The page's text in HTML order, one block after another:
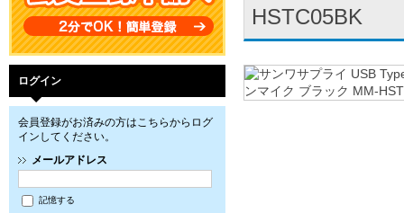
ログイン
会員登録がお済みの方はこちらからログ
インしてください。
メールアドレス
記憶する
HSTC05BK